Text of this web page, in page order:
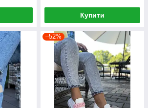
Купити
–52%